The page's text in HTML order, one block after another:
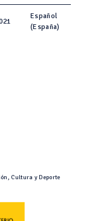
Español
(España)
Cultura y Deporte